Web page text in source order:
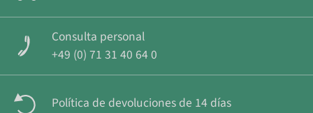
Consulta personal
+49 (0) 71 31 40 64 0
Política de devoluciones de 14 días